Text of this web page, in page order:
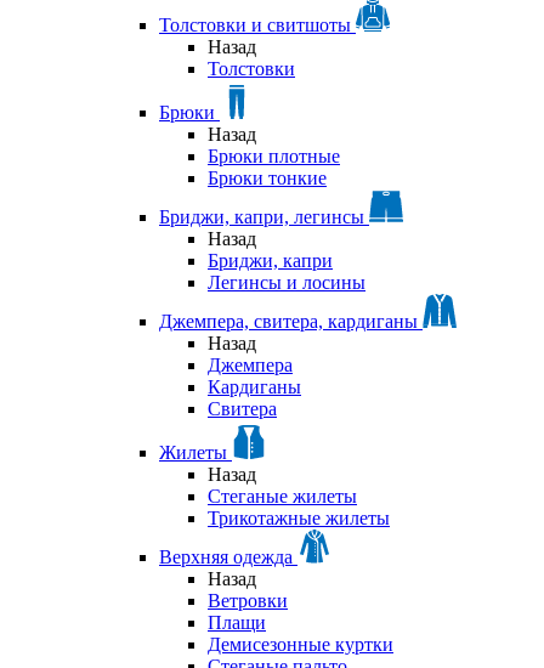
Толстовки и свитшоты
Назад
Толстовки
Брюки
Назад
Брюки плотные
Брюки тонкие
Бриджи, капри, легинсы
Назад
Бриджи, капри
Легинсы и лосины
Джемпера, свитера, кардиганы
Назад
Джемпера
Кардиганы
Свитера
Жилеты
Назад
Стеганые жилеты
Трикотажные жилеты
Верхняя одежда
Назад
Ветровки
Плащи
Демисезонные куртки